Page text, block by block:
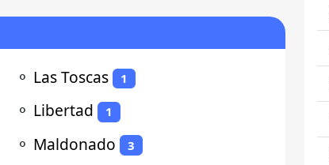
⚬ Las Toscas 1
⚬ Libertad 1
⚬ Maldonado 3